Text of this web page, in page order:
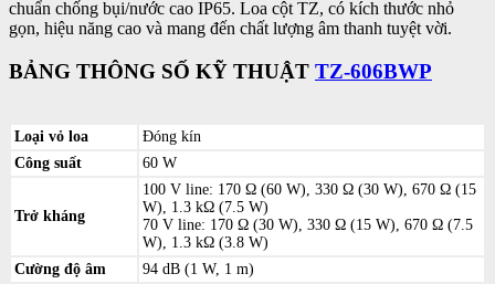
chuẩn chống bụi/nước cao IP65. Loa cột TZ, có kích thước nhỏ
gọn, hiệu năng cao và mang đến chất lượng âm thanh tuyệt vời.
BẢNG THÔNG SỐ KỸ THUẬT TZ-606BWP
Loại vỏ loa
Đóng kín
Công suất
60 W
Trở kháng
100 V line: 170 Ω (60 W), 330 Ω (30 W), 670 Ω (15
W), 1.3 kΩ (7.5 W)
70 V line: 170 Ω (30 W), 330 Ω (15 W), 670 Ω (7.5
W), 1.3 kΩ (3.8 W)
Cường độ âm
94 dB (1 W, 1 m)